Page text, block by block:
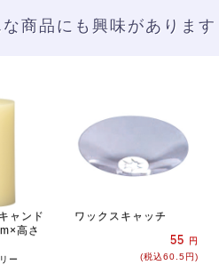
商品にも興味があります
ャンド
高さ
ー
ワックスキャッチ
55
円
(税込60.5円)